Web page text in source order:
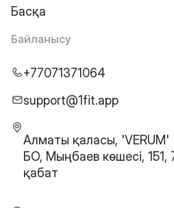
Басқа
Байланысу
+77071371064
support@1fit.app
Алматы қаласы, 'VERUM'
БО, Мыңбаев көшесі, 151,
қабат